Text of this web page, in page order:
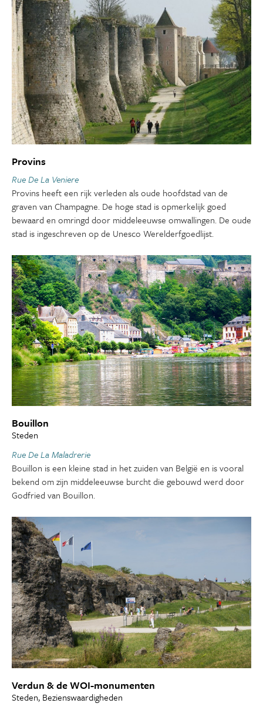
Provins
Rue De La Veniere
Provins heeft een rijk verleden als oude hoofdstad van de
graven van Champagne. De hoge stad is opmerkelijk goed
bewaard en omringd door middeleeuwse omwallingen. De oude
stad is ingeschreven op de Unesco Werelderfgoedlijst.
Bouillon
Steden
Rue De La Maladrerie
Bouillon is een kleine stad in het zuiden van België en is vooral
bekend om zijn middeleeuwse burcht die gebouwd werd door
Godfried van Bouillon.
Verdun & de WOI-monumenten
Steden, Bezienswaardigheden